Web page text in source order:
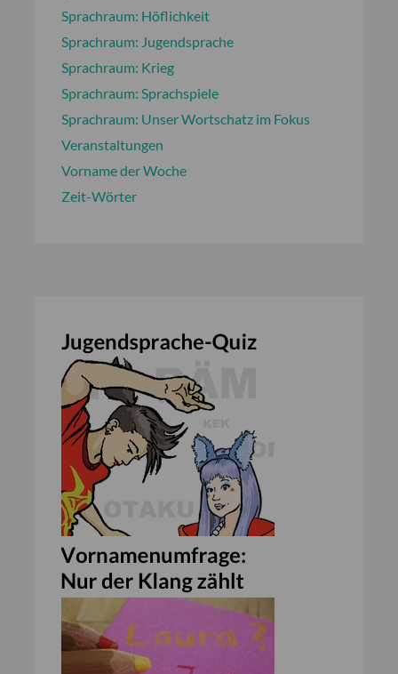
Sprachraum: Höflichkeit
Sprachraum: Jugendsprache
Sprachraum: Krieg
Sprachraum: Sprachspiele
Sprachraum: Unser Wortschatz im Fokus
Veranstaltungen
Vorname der Woche
Zeit-Wörter